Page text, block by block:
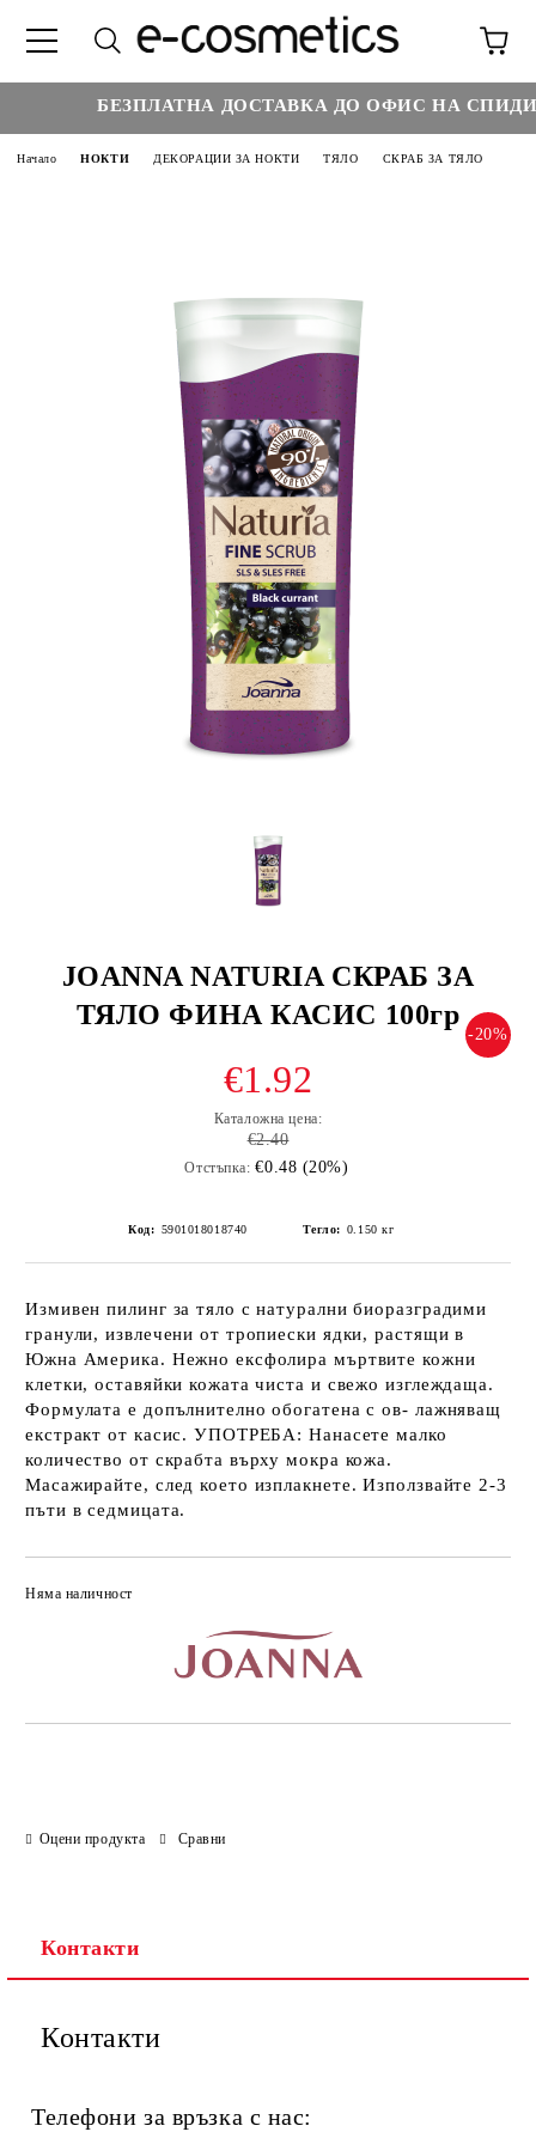
БЕЗПЛАТНА ДОСТАВКА ДО ОФИС НА СПИДИ
Начало НОКТИ ДЕКОРАЦИИ ЗА НОКТИ ТЯЛО СКРАБ ЗА ТЯЛО
JOANNA NATURIA СКРАБ ЗА
ТЯЛО ФИНА КАСИС 100гр
-20%
€1.92
Каталожна цена:
€2.40
Отстъпка: €0.48 (20%)
Код: 5901018018740 Тегло: 0.150 кг
Измивен пилинг за тяло с натурални биоразградими
гранули, извлечени от тропиески ядки, растящи в
Южна Америка. Нежно ексфолира мъртвите кожни
клетки, оставяйки кожата чиста и свежо изглеждаща.
Формулата е допълнително обогатена с ов- лажняващ
екстракт от касис. УПОТРЕБА: Нанасете малко
количество от скрабта върху мокра кожа.
Масажирайте, след което изплакнете. Използвайте 2-3
пъти в седмицата.
Няма наличност
Оцени продукта Сравни
Контакти
Контакти
Телефони за връзка с нас: